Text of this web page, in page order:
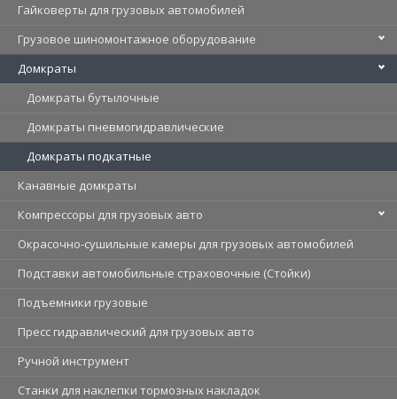
Гайковерты для грузовых автомобилей
Грузовое шиномонтажное оборудование
Домкраты
Домкраты бутылочные
Домкраты пневмогидравлические
Домкраты подкатные
Канавные домкраты
Компрессоры для грузовых авто
Окрасочно-сушильные камеры для грузовых автомобилей
Подставки автомобильные страховочные (Стойки)
Подъемники грузовые
Пресс гидравлический для грузовых авто
Ручной инструмент
Станки для наклепки тормозных накладок